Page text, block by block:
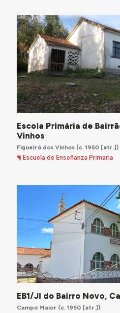
Escola Primária de
Vinhos
Figueiró dos Vinhos(c. 1950 [atr.])
Escuela de Enseñanza Primaria
EB1/JI do Bairro Novo,
Campo Maior (c. 1950 [atr.])